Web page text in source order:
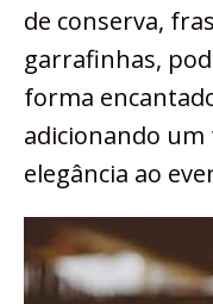
de conserva,
garrafinhas,
forma
adicionando um
elegância ao